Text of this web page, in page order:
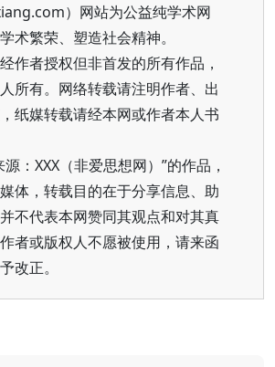
）网站为公益纯学术网
术繁荣、塑造社会精神。
作者授权但非首发的所有作品，
所有。网络转载请注明作者、出
纸媒转载请经本网或作者本人书
：XXX（非爱思想网）”的作品，
体，转载目的在于分享信息、助
不代表本网赞同其观点和对其真
者或版权人不愿被使用，请来函
改正。